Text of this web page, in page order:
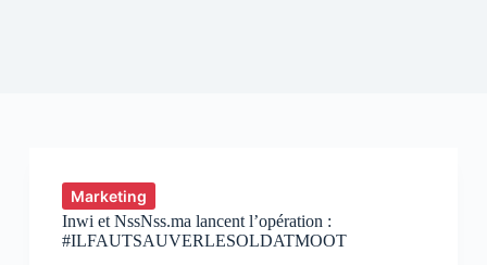
Marketing
Inwi et NssNss.ma lancent l’opération :
#ILFAUTSAUVERLESOLDATMOOT